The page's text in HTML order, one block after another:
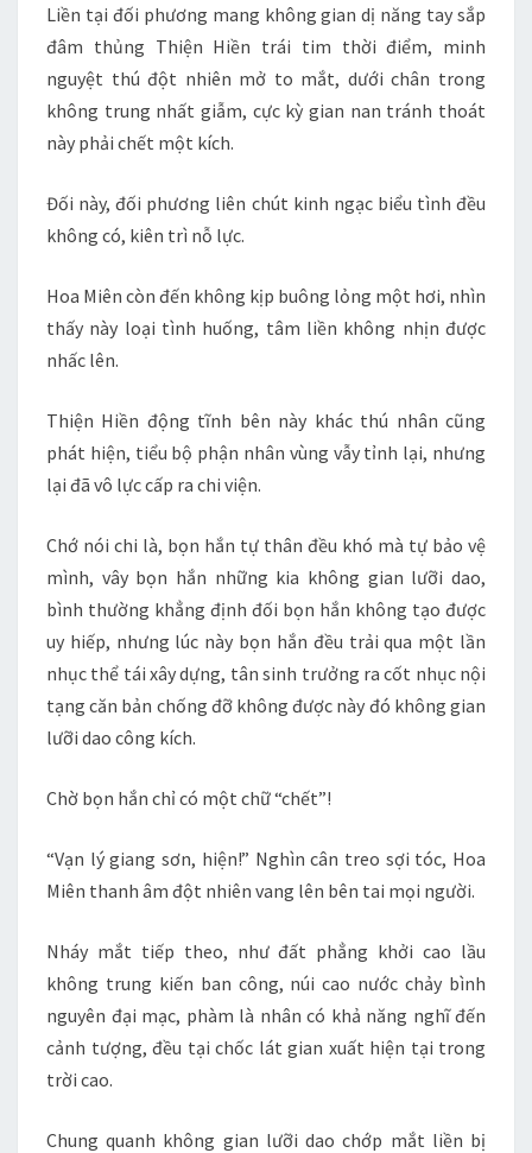
Liền tại đối phương mang không gian dị năng tay sắp
đâm thủng Thiện Hiền trái tim thời điểm, minh
nguyệt thú đột nhiên mở to mắt, dưới chân trong
không trung nhất giẫm, cực kỳ gian nan tránh thoát
này phải chết một kích.
Đối này, đối phương liên chút kinh ngạc biểu tình đều
không có, kiên trì nỗ lực.
Hoa Miên còn đến không kịp buông lỏng một hơi, nhìn
thấy này loại tình huống, tâm liền không nhịn được
nhấc lên.
Thiện Hiền động tĩnh bên này khác thú nhân cũng
phát hiện, tiểu bộ phận nhân vùng vẫy tỉnh lại, nhưng
lại đã vô lực cấp ra chi viện.
Chớ nói chi là, bọn hắn tự thân đều khó mà tự bảo vệ
mình, vây bọn hắn những kia không gian lưỡi dao,
bình thường khẳng định đối bọn hắn không tạo được
uy hiếp, nhưng lúc này bọn hắn đều trải qua một lần
nhục thể tái xây dựng, tân sinh trưởng ra cốt nhục nội
tạng căn bản chống đỡ không được này đó không gian
lưỡi dao công kích.
Chờ bọn hắn chỉ có một chữ “chết”!
“Vạn lý giang sơn, hiện!” Nghìn cân treo sợi tóc, Hoa
Miên thanh âm đột nhiên vang lên bên tai mọi người.
Nháy mắt tiếp theo, như đất phẳng khởi cao lầu
không trung kiến ban công, núi cao nước chảy bình
nguyên đại mạc, phàm là nhân có khả năng nghĩ đến
cảnh tượng, đều tại chốc lát gian xuất hiện tại trong
trời cao.
Chung quanh không gian lưỡi dao chớp mắt liền bị